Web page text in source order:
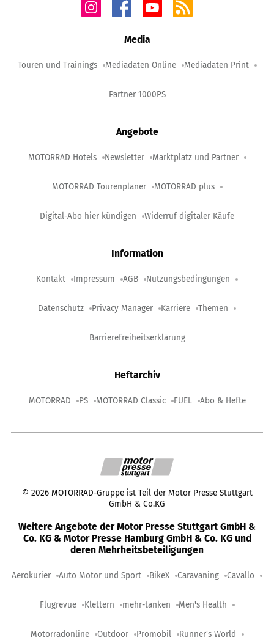
Media
Touren und Trainings Mediadaten Online Mediadaten Print
Partner 1000PS
Angebote
MOTORRAD Hotels Newsletter Marktplatz und Partner
MOTORRAD Tourenplaner MOTORRAD plus
Digital-Abo hier kündigen Widerruf digitaler Käufe
Information
Kontakt Impressum AGB Nutzungsbedingungen
Datenschutz Privacy Manager Karriere Themen
Barrierefreiheitserklärung
Heftarchiv
MOTORRAD PS MOTORRAD Classic FUEL Abo & Hefte
© 2026 MOTORRAD-Gruppe ist Teil der Motor Presse Stuttgart
GmbH & Co.KG
Weitere Angebote der Motor Presse Stuttgart GmbH &
Co. KG & Motor Presse Hamburg GmbH & Co. KG und
deren Mehrheitsbeteiligungen
Aerokurier Auto Motor und Sport BikeX Caravaning Cavallo
Flugrevue Klettern mehr-tanken Men's Health
Motorradonline Outdoor Promobil Runner's World